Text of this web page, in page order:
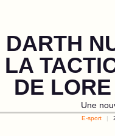
DARTH
LA
DE
Une
E-sport